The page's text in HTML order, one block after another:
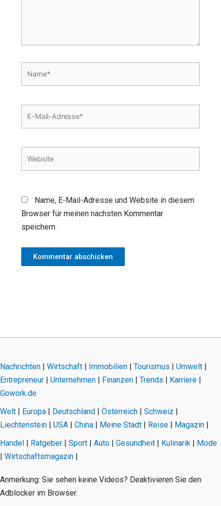
Name, E-Mail-Adresse und Website in diesem
Browser für meinen nächsten Kommentar
speichern.
Nachrichten | Wirtschaft | Immobilien | Tourismus | Umwelt |
Entrepreneur | Unternehmen | Finanzen | Trends | Karriere |
Gowork.de
Welt | Europa | Deutschland | Österreich | Schweiz |
Liechtenstein | USA | China | Meine Stadt | Reise | Magazin |
Handel | Ratgeber | Sport | Auto | Gesundheit | Kulinarik | Mode
| Wirtschaftsmagazin |
Anmerkung: Sie sehen keine Videos? Deaktivieren Sie den
Adblocker im Browser.